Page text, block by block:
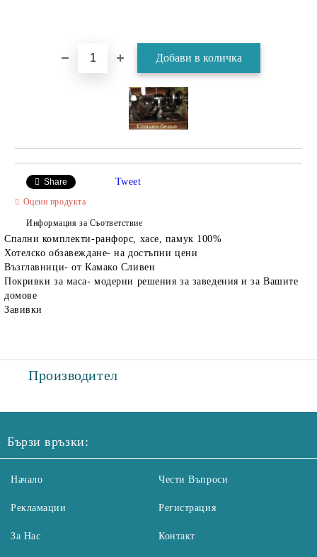
Share Tweet
Оцени продукта
Информация за Съответствие
Спални комплекти-ранфорс, хасе, памук 100%
Хотелско обзавеждане- на достъпни цени
Възглавници- от Камако Сливен
Покривки за маса- модерни решения за заведения и за Вашите
домове
Завивки
Производител
Бързи връзки:
Начало
Рекламации
За Нас
Чести Въпроси
Регистрация
Контакт